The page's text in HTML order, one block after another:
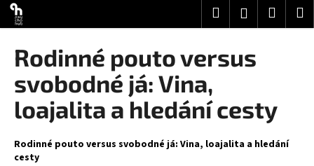
Přejít
obsah
HledatPřihlášení
Rodinné pouto versus
svobodné já: Vina,
loajalita a hledání cesty
Rodinné pouto versus svobodné já: Vina, loajalita a hledání
cesty
o
C
o
p
t